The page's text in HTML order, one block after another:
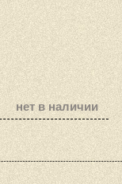
нет в наличии